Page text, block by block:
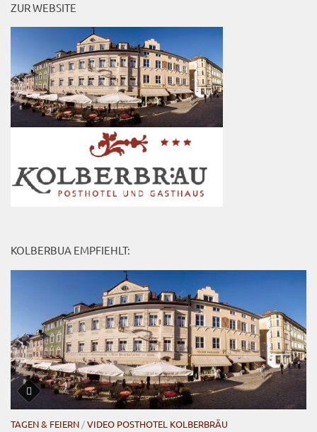
ZUR WEBSITE
KOLBERBUA EMPFIEHLT:
TAGEN & FEIERN /VIDEO POSTHOTEL KOLBERBRÄU